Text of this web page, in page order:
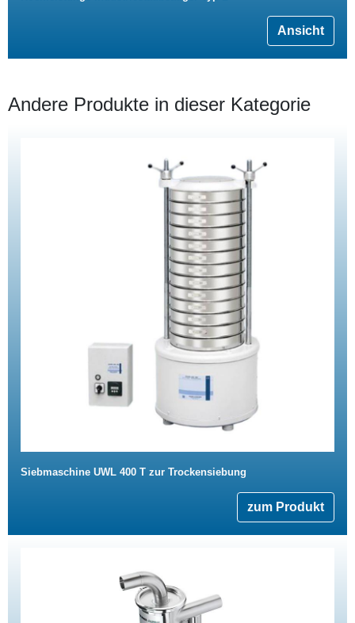
Ansicht
Andere Produkte in dieser Kategorie
Siebmaschine UWL 400 T zur Trockensiebung
zum Produkt